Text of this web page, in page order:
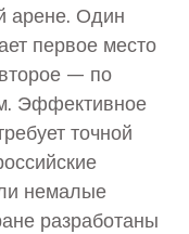
арене. Один
первое место
— по
Эффективное
точной
немалые
разработаны